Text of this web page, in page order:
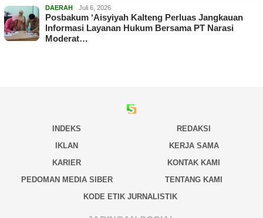
DAERAH Juli 6, 2026
Posbakum ‘Aisyiyah Kalteng Perluas Jangkauan
Informasi Layanan Hukum Bersama PT Narasi
Moderat…
INDEKS
REDAKSI
IKLAN
KERJA SAMA
KARIER
KONTAK KAMI
PEDOMAN MEDIA SIBER
TENTANG KAMI
KODE ETIK JURNALISTIK